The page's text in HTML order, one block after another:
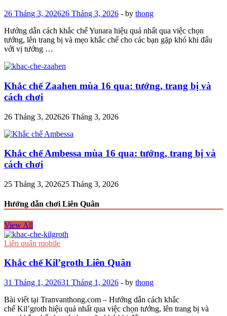
26 Tháng 3, 202626 Tháng 3, 2026 - by thong
Hướng dẫn cách khắc chế Yunara hiệu quả nhất qua việc chọn
tướng, lên trang bị và mẹo khắc chế cho các bạn gặp khó khi đấu
với vị tướng …
Khắc chế Zaahen mùa 16 qua: tướng, trang bị và
cách chơi
26 Tháng 3, 202626 Tháng 3, 2026
Khắc chế Ambessa mùa 16 qua: tướng, trang bị và
cách chơi
25 Tháng 3, 202625 Tháng 3, 2026
Hướng dẫn chơi Liên Quân
View All
Liên quân mobile
Khắc chế Kil’groth Liên Quân
31 Tháng 1, 202631 Tháng 1, 2026 - by thong
Bài viết tại Tranvanthong.com – Hướng dẫn cách khắc
chế Kil’groth hiệu quả nhất qua việc chọn tướng, lên trang bị và